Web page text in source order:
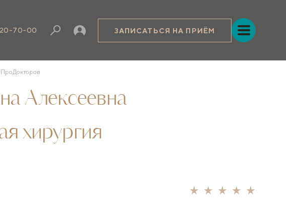
70-00 ЗАПИСАТЬСЯ НА ПРИЁМ
ПроДокторов
Алексеевна
хирургия